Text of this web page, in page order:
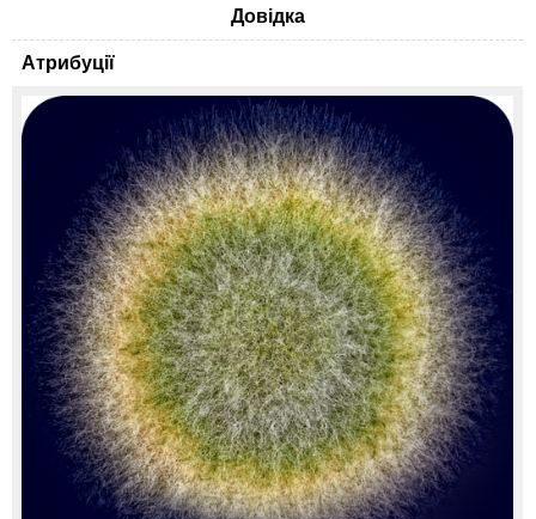
Довідка
Атрибуції